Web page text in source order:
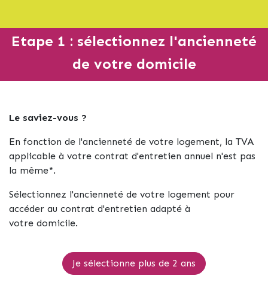
Etape 1 : sélectionnez l'ancienneté
de votre domicile
Le saviez-vous ?
En fonction de l'ancienneté de votre logement, la TVA
applicable à votre contrat d'entretien annuel n'est pas
la même*.
Sélectionnez l'ancienneté de votre logement pour
accéder au contrat d'entretien adapté à
votre domicile.
Je sélectionne plus de 2 ans